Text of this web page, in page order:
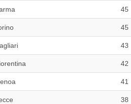
45
45
43
42
41
38